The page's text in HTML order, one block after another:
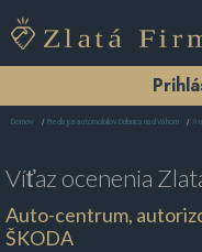
Domov Predajca automobilov Dubnica nad Váhom
Víťaz ocenenia
Auto-centrum,
ŠKODA